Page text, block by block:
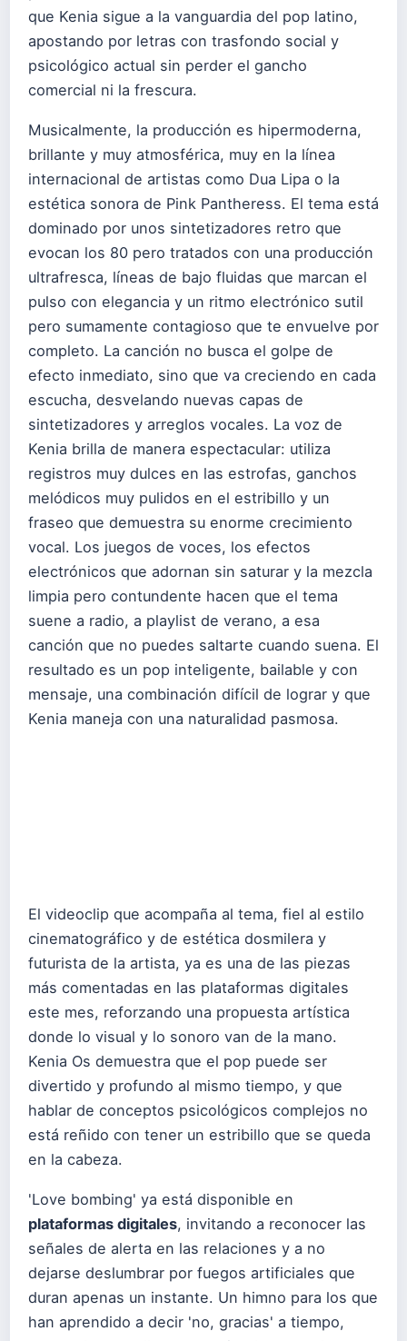
que Kenia sigue a la vanguardia del pop latino,
apostando por letras con trasfondo social y
psicológico actual sin perder el gancho
comercial ni la frescura.
Musicalmente, la producción es hipermoderna,
brillante y muy atmosférica, muy en la línea
internacional de artistas como Dua Lipa o la
estética sonora de Pink Pantheress. El tema está
dominado por unos sintetizadores retro que
evocan los 80 pero tratados con una producción
ultrafresca, líneas de bajo fluidas que marcan el
pulso con elegancia y un ritmo electrónico sutil
pero sumamente contagioso que te envuelve por
completo. La canción no busca el golpe de
efecto inmediato, sino que va creciendo en cada
escucha, desvelando nuevas capas de
sintetizadores y arreglos vocales. La voz de
Kenia brilla de manera espectacular: utiliza
registros muy dulces en las estrofas, ganchos
melódicos muy pulidos en el estribillo y un
fraseo que demuestra su enorme crecimiento
vocal. Los juegos de voces, los efectos
electrónicos que adornan sin saturar y la mezcla
limpia pero contundente hacen que el tema
suene a radio, a playlist de verano, a esa
canción que no puedes saltarte cuando suena. El
resultado es un pop inteligente, bailable y con
mensaje, una combinación difícil de lograr y que
Kenia maneja con una naturalidad pasmosa.
El videoclip que acompaña al tema, fiel al estilo
cinematográfico y de estética dosmilera y
futurista de la artista, ya es una de las piezas
más comentadas en las plataformas digitales
este mes, reforzando una propuesta artística
donde lo visual y lo sonoro van de la mano.
Kenia Os demuestra que el pop puede ser
divertido y profundo al mismo tiempo, y que
hablar de conceptos psicológicos complejos no
está reñido con tener un estribillo que se queda
en la cabeza.
'Love bombing' ya está disponible en
plataformas digitales, invitando a reconocer las
señales de alerta en las relaciones y a no
dejarse deslumbrar por fuegos artificiales que
duran apenas un instante. Un himno para los que
han aprendido a decir 'no, gracias' a tiempo,